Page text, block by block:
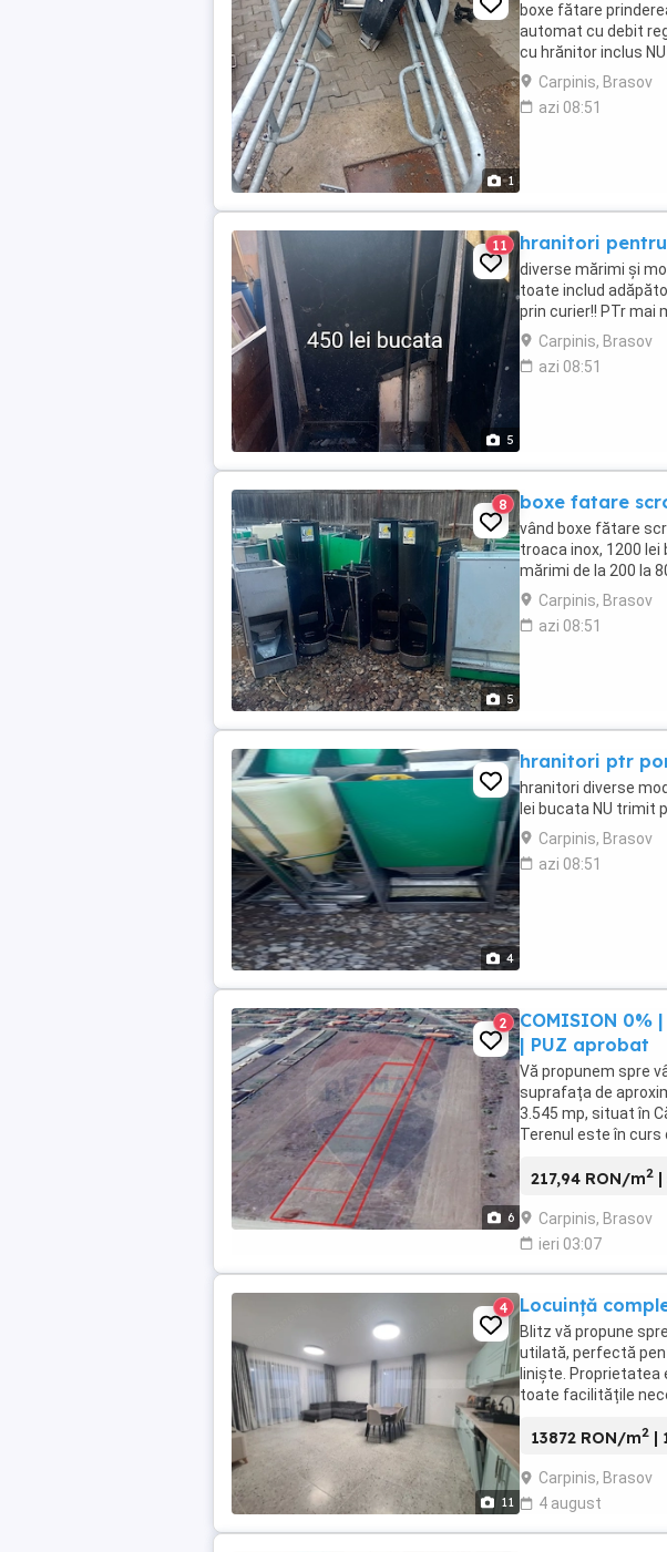
1
boxe fătare
automat cu debit
cu hrănitor inclus NU
Carpinis, Brasov
azi 08:51
5
11 hranitori
diverse mărimi și
toate includ
prin curier!! PTr mai
Carpinis, Brasov
azi 08:51
5
8 boxe fatare
vând boxe fătare
troaca inox, 1200
mărimi de la 200 la
Carpinis, Brasov
azi 08:51
4
hranitori ptr
hranitori diverse
lei bucata NU trimit
Carpinis, Brasov
azi 08:51
6
2
COMISION 0%
| PUZ aprobat
Vă propunem spre
suprafața de
3.545 mp, situat în
Terenul este în curs
217,94 RON/m2 |
Carpinis, Brasov
ieri 03:07
11
4 Locuință
Blitz vă propune
utilată, perfectă
liniște.
toate facilitățile
13872 RON/m2 |
Carpinis, Brasov
4 august